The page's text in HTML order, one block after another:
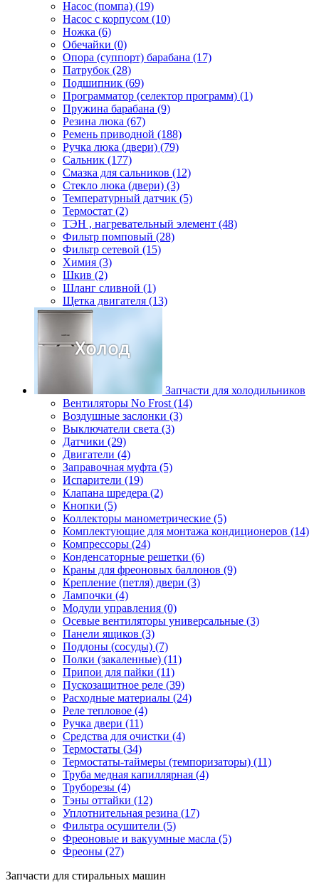
Насос (помпа) (19)
Насос c корпусом (10)
Ножка (6)
Обечайки (0)
Опора (суппорт) барабана (17)
Патрубок (28)
Подшипник (69)
Программатор (селектор программ) (1)
Пружина барабана (9)
Резина люка (67)
Ремень приводной (188)
Ручка люка (двери) (79)
Сальник (177)
Смазка для сальников (12)
Стекло люка (двери) (3)
Температурный датчик (5)
Термостат (2)
ТЭН , нагревательный элемент (48)
Фильтр помповый (28)
Фильтр сетевой (15)
Химия (3)
Шкив (2)
Шланг сливной (1)
Щетка двигателя (13)
Запчасти для холодильников
Вентиляторы No Frost (14)
Воздушные заслонки (3)
Выключатели света (3)
Датчики (29)
Двигатели (4)
Заправочная муфта (5)
Испарители (19)
Клапана шредера (2)
Кнопки (5)
Коллекторы манометрические (5)
Комплектующие для монтажа кондиционеров (14)
Компрессоры (24)
Конденсаторные решетки (6)
Краны для фреоновых баллонов (9)
Крепление (петля) двери (3)
Лампочки (4)
Модули управления (0)
Осевые вентиляторы универсальные (3)
Панели ящиков (3)
Поддоны (сосуды) (7)
Полки (закаленные) (11)
Припои для пайки (11)
Пускозащитное реле (39)
Расходные материалы (24)
Реле тепловое (4)
Ручка двери (11)
Средства для очистки (4)
Термостаты (34)
Термостаты-таймеры (темпоризаторы) (11)
Труба медная капиллярная (4)
Труборезы (4)
Тэны оттайки (12)
Уплотнительная резина (17)
Фильтра осушители (5)
Фреоновые и вакуумные масла (5)
Фреоны (27)
Запчасти для стиральных машин